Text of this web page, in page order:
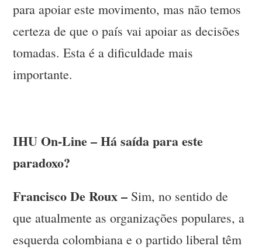
para apoiar este movimento, mas não temos
certeza de que o país vai apoiar as decisões
tomadas. Esta é a dificuldade mais
importante.
IHU On-Line – Há saída para este
paradoxo?
Francisco De Roux – Sim, no sentido de
que atualmente as organizações populares, a
esquerda colombiana e o partido liberal têm